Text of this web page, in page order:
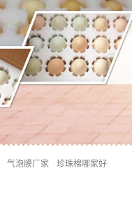
气泡膜厂家 珍珠棉哪家好